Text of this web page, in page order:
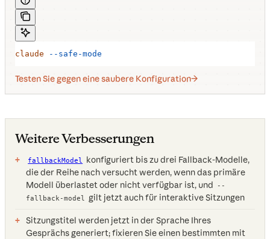
claude --safe-mode
Testen Sie gegen eine saubere Konfiguration
Weitere Verbesserungen
fallbackModel
konfiguriert bis zu drei Fallback-Modelle,
die der Reihe nach versucht werden, wenn das primäre
Modell überlastet oder nicht verfügbar ist, und
--
fallback-model
gilt jetzt auch für interaktive Sitzungen
Sitzungstitel werden jetzt in der Sprache Ihres
Gesprächs generiert; fixieren Sie einen bestimmten mit